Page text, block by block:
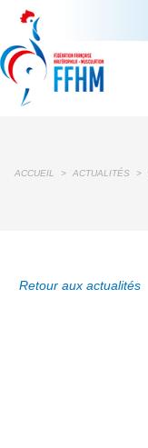
ACCUEIL > ACTUALITÉS >
Retour aux actualités